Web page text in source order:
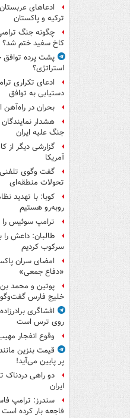
ادعاهای
ترکیه و پاکستان
چگونه جنگ
کاخ سفید ختم شد؟
پشت پرده توافق
استراتژی؟
ادعای تکراری
دستیابی به توافق
بحران در راه‌آهن
هشدار
جنگ علیه ایران
گزارشی دیگر
آمریکا
گفت وگوی تلفنی
تحولات منطقه‌ای
کوبا: با تهدید
روبه‌رو هستیم
ترامپ سوئیس را
طالبان: داعش را
سرکوب کردیم
امضای سران
«دفاع جمعی»
پوتین و محمد بن
خلیج فارس گفت‌وگو
افشاگری
روی ترس است
وقوع انفجار
قیمت بنزین
پر پایین می‌آید!
دو راهی دردناک
ایران
سندرز: ترامپ
فاجعه بار کرده است